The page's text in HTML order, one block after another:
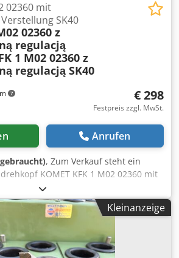
02360 mit
SK40
02360 z
regulacją
1 M02 02360 z
regulacją SK40
€ 298
Festpreis zzgl. MwSt.
Anrufen
, Zum Verkauf steht ein
KOMET KFK 1 M02 02360 mit
– ein Spitzenwerkzeug für die
von Bohrungen in der industriellen
Sehr guter Zustand – das
und einsatzbereit. Die
Skala erlaubt Verstellung mit einer
mm und garantiert höchste
Kleinanzeige